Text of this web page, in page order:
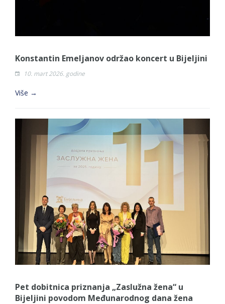
Konstantin Emeljanov održao koncert u Bijeljini
10. mart 2026. godine
Više →
Pet dobitnica priznanja „Zaslužna žena“ u
Bijeljini povodom Međunarodnog dana žena